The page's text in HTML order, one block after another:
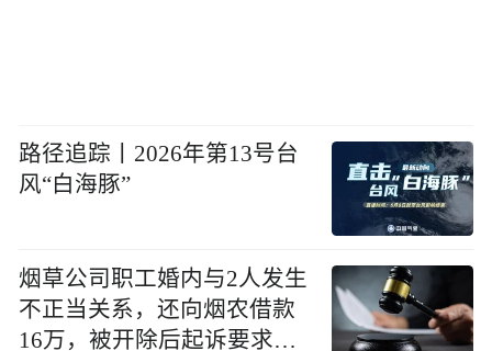
路径追踪丨2026年第13号台
风“白海豚”
烟草公司职工婚内与2人发生
不正当关系，还向烟农借款
16万，被开除后起诉要求复